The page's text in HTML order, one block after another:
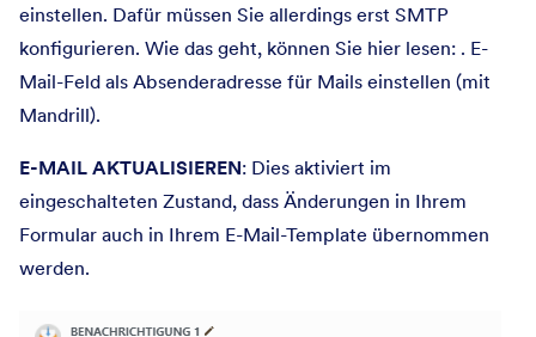
einstellen. Dafür müssen Sie allerdings erst SMTP
konfigurieren. Wie das geht, können Sie hier lesen: . E-
Mail-Feld als Absenderadresse für Mails einstellen (mit
Mandrill).
E-MAIL AKTUALISIEREN: Dies aktiviert im
eingeschalteten Zustand, dass Änderungen in Ihrem
Formular auch in Ihrem E-Mail-Template übernommen
werden.